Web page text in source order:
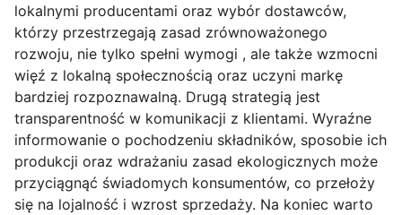
lokalnymi producentami oraz wybór dostawców,
którzy przestrzegają zasad zrównoważonego
rozwoju, nie tylko spełni wymogi , ale także wzmocni
więź z lokalną społecznością oraz uczyni markę
bardziej rozpoznawalną. Drugą strategią jest
transparentność w komunikacji z klientami. Wyraźne
informowanie o pochodzeniu składników, sposobie ich
produkcji oraz wdrażaniu zasad ekologicznych może
przyciągnąć świadomych konsumentów, co przełoży
się na lojalność i wzrost sprzedaży. Na koniec warto